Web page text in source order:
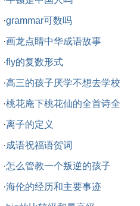
·grammar可数吗
·画龙点睛中华成语故事
·fly的复数形式
·高三的孩子厌学不想去学校
·桃花庵下桃花仙的全首诗全
·离子的定义
·成语祝福语贺词
·怎么管教一个叛逆的孩子
·海伦的经历和主要事迹